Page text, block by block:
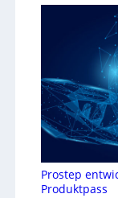
Prostep
Produktpass